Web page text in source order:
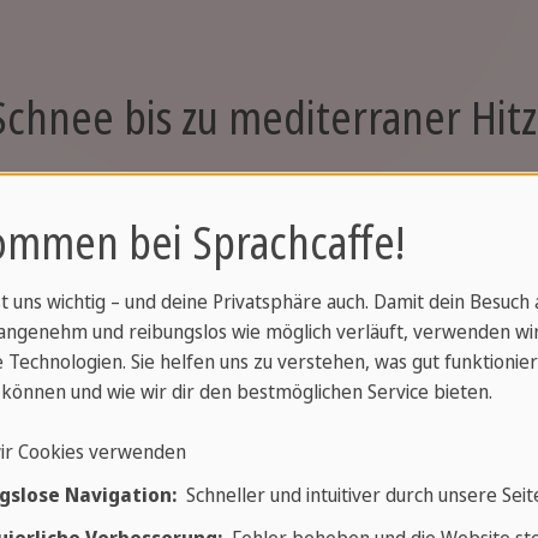
bis zu mediterraner
sich das Wetter drastisch, je weiter du dich von
Reiseempfehlung
blüht
Der perfekte Moment.
Hitze und
Hauptsaison. Perfekt für
sehr voll.
bei Sprachcaffe!
uns wichtig – und deine Privatsphäre auch. Damit dein
und reibungslos wie möglich verläuft, verwenden
Technologien. Sie helfen uns zu verstehen, was gut
und wie wir dir den bestmöglichen Service bieten.
Cookies verwenden
Navigation:Schneller und intuitiver durch unsere